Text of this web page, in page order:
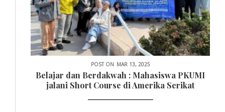
POST ON MAR 13, 2025
Belajar dan Berdakwah : Mahasiswa PKUMI
jalani Short Course di Amerika Serikat